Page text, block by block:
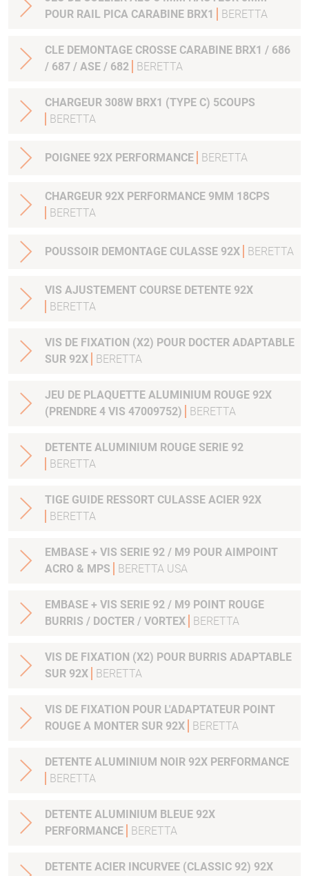
POUR RAIL PICA CARABINE BRX1
BERETTA
CLE DEMONTAGE CROSSE CARABINE BRX1 / 686
/ 687 / ASE / 682
BERETTA
CHARGEUR 308W BRX1 (TYPE C) 5COUPS
BERETTA
POIGNEE 92X PERFORMANCE BERETTA
CHARGEUR 92X PERFORMANCE 9MM 18CPS
BERETTA
POUSSOIR DEMONTAGE CULASSE 92X BERETTA
VIS AJUSTEMENT COURSE DETENTE 92X
BERETTA
VIS DE FIXATION (X2) POUR DOCTER ADAPTABLE
SUR 92X
BERETTA
JEU DE PLAQUETTE ALUMINIUM ROUGE 92X
(PRENDRE 4 VIS 47009752)
BERETTA
DETENTE ALUMINIUM ROUGE SERIE 92
BERETTA
TIGE GUIDE RESSORT CULASSE ACIER 92X
BERETTA
EMBASE + VIS SERIE 92 / M9 POUR AIMPOINT
ACRO & MPS
BERETTA USA
EMBASE + VIS SERIE 92 / M9 POINT ROUGE
BURRIS / DOCTER / VORTEX
BERETTA
VIS DE FIXATION (X2) POUR BURRIS ADAPTABLE
SUR 92X
BERETTA
VIS DE FIXATION POUR L'ADAPTATEUR POINT
ROUGE A MONTER SUR 92X
BERETTA
DETENTE ALUMINIUM NOIR 92X PERFORMANCE
BERETTA
DETENTE ALUMINIUM BLEUE 92X
PERFORMANCE
BERETTA
DETENTE ACIER INCURVEE (CLASSIC 92) 92X